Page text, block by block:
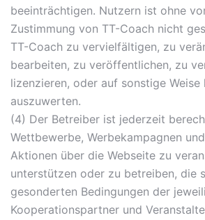
beeinträchtigen. Nutzern ist ohne
Zustimmung von TT-Coach nicht
TT-Coach zu vervielfältigen, zu
bearbeiten, zu veröffentlichen, zu
lizenzieren, oder auf sonstige Weise
auszuwerten.
(4) Der Betreiber ist jederzeit
Wettbewerbe, Werbekampagnen
Aktionen über die Webseite zu
unterstützen oder zu betreiben, die
gesonderten Bedingungen der
Kooperationspartner und